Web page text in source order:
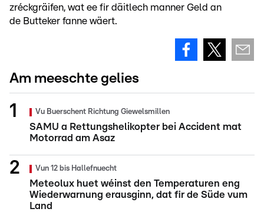
zréckgräifen, wat ee fir däitlech manner Geld an
de Butteker fanne wäert.
Am meeschte gelies
Vu Buerschent Richtung Giewelsmillen
SAMU a Rettungshelikopter bei Accident mat
Motorrad am Asaz
Vun 12 bis Hallefnuecht
Meteolux huet wéinst den Temperaturen eng
Wiederwarnung erausginn, dat fir de Süde vum
Land